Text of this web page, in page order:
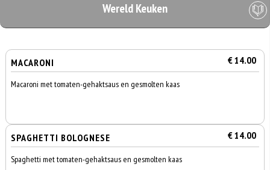
Wereld Keuken
MACARONI € 14.00
Macaroni met tomaten-gehaktsaus en gesmolten kaas
SPAGHETTI BOLOGNESE € 14.00
Spaghetti met tomaten-gehaktsaus en gesmolten kaas